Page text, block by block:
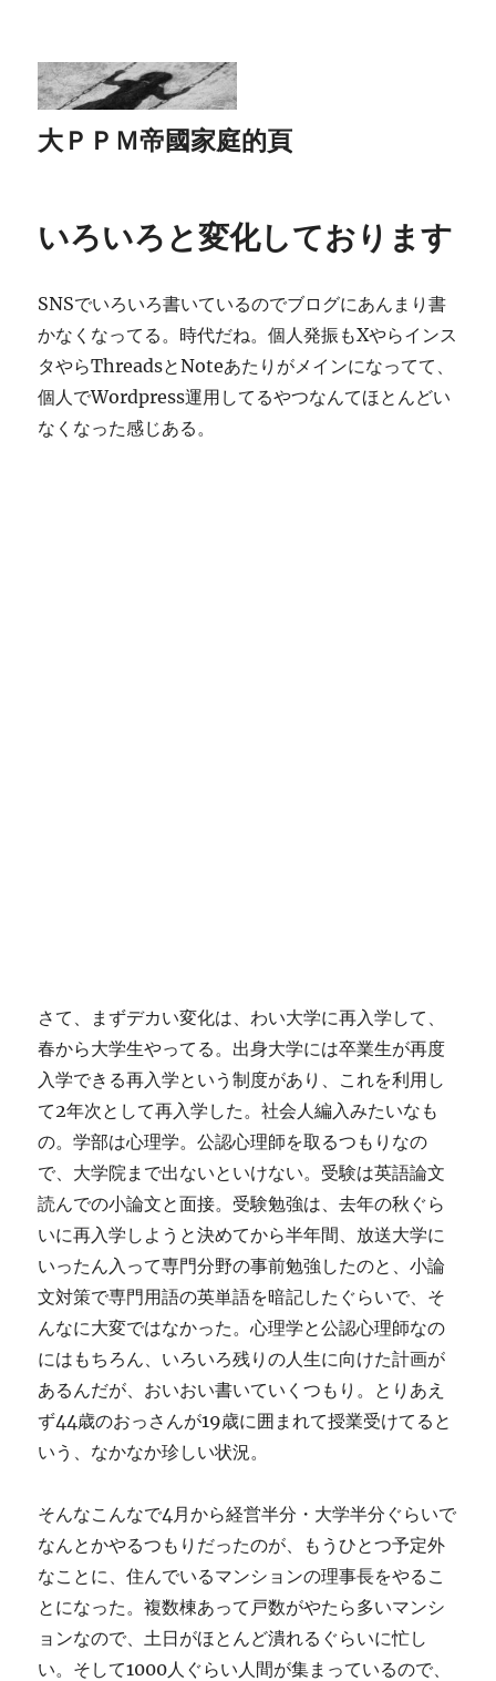
大ＰＰＭ帝國家庭的頁
いろいろと変化しております
SNSでいろいろ書いているのでブログにあんまり書
かなくなってる。時代だね。個人発振もXやらインス
タやらThreadsとNoteあたりがメインになってて、
個人でWordpress運用してるやつなんてほとんどい
なくなった感じある。
さて、まずデカい変化は、わい大学に再入学して、
春から大学生やってる。出身大学には卒業生が再度
入学できる再入学という制度があり、これを利用し
て2年次として再入学した。社会人編入みたいなも
の。学部は心理学。公認心理師を取るつもりなの
で、大学院まで出ないといけない。受験は英語論文
読んでの小論文と面接。受験勉強は、去年の秋ぐら
いに再入学しようと決めてから半年間、放送大学に
いったん入って専門分野の事前勉強したのと、小論
文対策で専門用語の英単語を暗記したぐらいで、そ
んなに大変ではなかった。心理学と公認心理師なの
にはもちろん、いろいろ残りの人生に向けた計画が
あるんだが、おいおい書いていくつもり。とりあえ
ず44歳のおっさんが19歳に囲まれて授業受けてると
いう、なかなか珍しい状況。
そんなこんなで4月から経営半分・大学半分ぐらいで
なんとかやるつもりだったのが、もうひとつ予定外
なことに、住んでいるマンションの理事長をやるこ
とになった。複数棟あって戸数がやたら多いマンシ
ョンなので、土日がほとんど潰れるぐらいに忙し
い。そして1000人ぐらい人間が集まっているので、